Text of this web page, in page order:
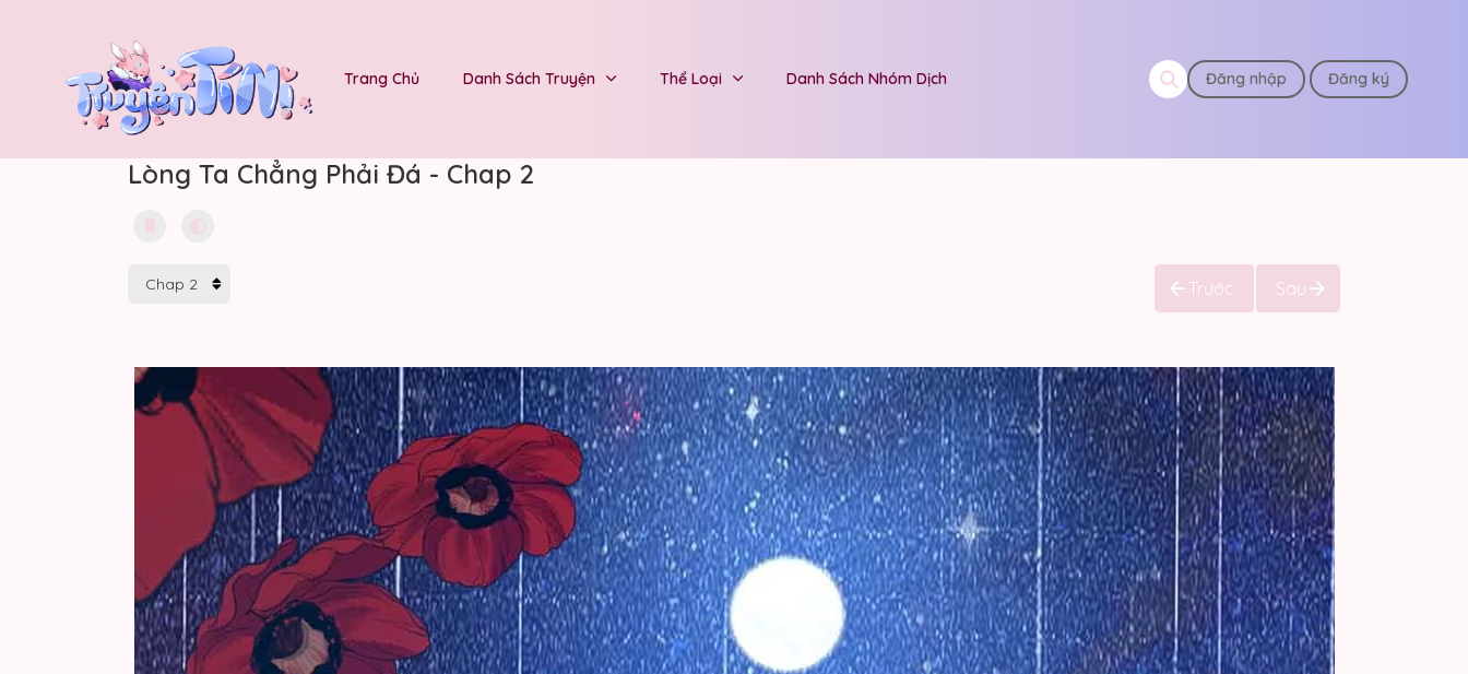
Trang Chủ Danh Sách Truyện Thể Loại Danh Sách Nhóm Dịch Đăng nhập Đăng ký
Lòng Ta Chẳng Phải Đá - Chap 2
Trước Sau